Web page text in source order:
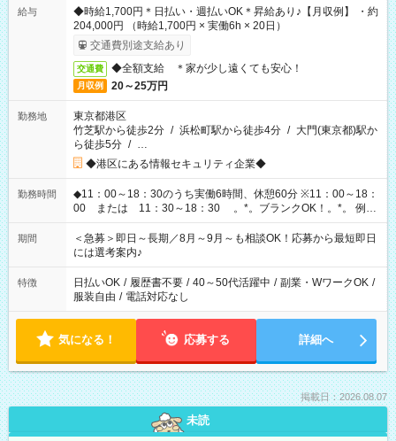
給与
◆時給1,700円＊日払い・週払いOK＊昇給あり♪【月収例】 ・約
204,000円 （時給1,700円 × 実働6h × 20日）
交通費別途支給あり
交通費 ◆全額支給 ＊家が少し遠くても安心！
月収例 20～25万円
勤務地
東京都港区
竹芝駅から徒歩2分 / 浜松町駅から徒歩4分 / 大門(東京都)駅か
ら徒歩5分 / …
◆港区にある情報セキュリティ企業◆
勤務時間
◆11：00～18：30のうち実働6時間、休憩60分 ※11：00～18：
00 または 11：30～18：30 。*。ブランクOK！。*。 例え
ば前職が、 在宅/財団法人/事務/コールセンター/受付/販売/カフェ
スタッフ スイーツ販売/ホテルフロント/化粧品販売/など 様々な
業界から入社して活躍されています♪
期間
＜急募＞即日～長期／8月～9月～も相談OK！応募から最短即日
には選考案内♪
特徴 日払いOK / 履歴書不要 / 40～50代活躍中 / 副業・WワークOK /
服装自由 / 電話対応なし
気になる！ 応募する 詳細へ
掲載日：2026.08.07
未読